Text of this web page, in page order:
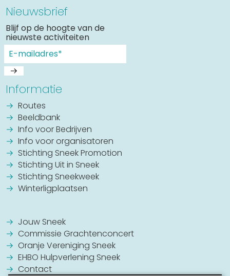
Nieuwsbrief
Blijf op de hoogte van de
nieuwste activiteiten
Informatie
Routes
Beeldbank
Info voor Bedrijven
Info voor organisatoren
Stichting Sneek Promotion
Stichting Uit in Sneek
Stichting Sneekweek
Winterligplaatsen
Jouw Sneek
Commissie Grachtenconcert
Oranje Vereniging Sneek
EHBO Hulpverlening Sneek
Contact